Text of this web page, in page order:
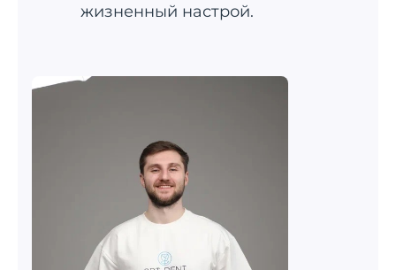
жизненный настрой.